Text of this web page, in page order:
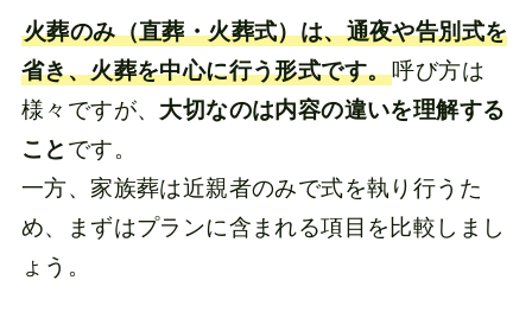
火葬のみ（直葬・火葬式）は、通夜や告別式を
省き、火葬を中心に行う形式です。呼び方は
様々ですが、 大切なのは内容の違いを理解する
こと です。
一方、家族葬は近親者のみで式を執り行うた
め、まずはプランに含まれる項目を比較しまし
ょう。